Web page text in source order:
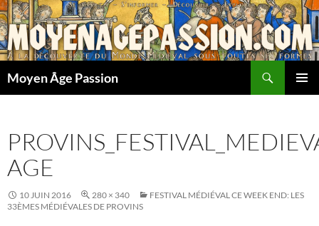
Aller
au
contenu
Moyen Âge Passion
AGE
10 JUIN 2016 280 × 340
FESTIVAL MÉDIÉVAL CE WEEK END: LES
33ÈMES MÉDIÉVALES DE PROVINS